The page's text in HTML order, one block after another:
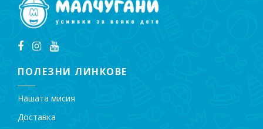
ПОЛЕЗНИ ЛИНКОВЕ
Нашата мисия
Доставка